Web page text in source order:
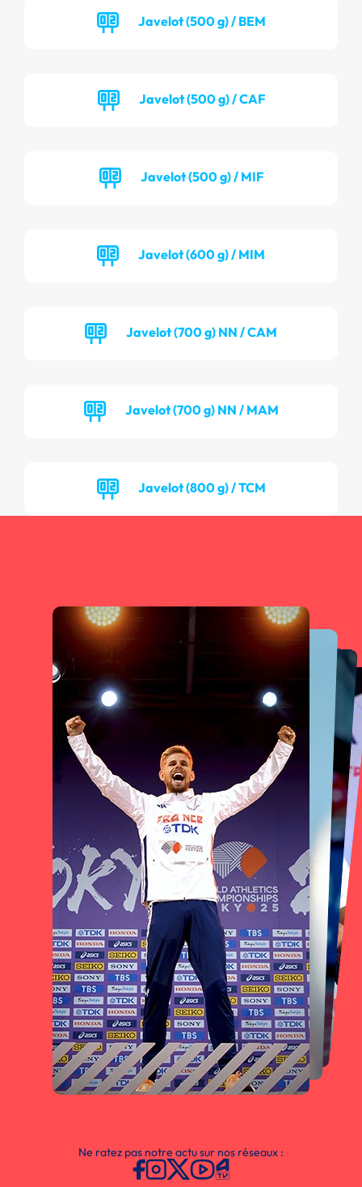
Javelot (500 g) / BEM
Javelot (500 g) / CAF
Javelot (500 g) / MIF
Javelot (600 g) / MIM
Javelot (700 g) NN / CAM
Javelot (700 g) NN / MAM
Javelot (800 g) / TCM
Ne ratez pas notre actu sur nos réseaux :